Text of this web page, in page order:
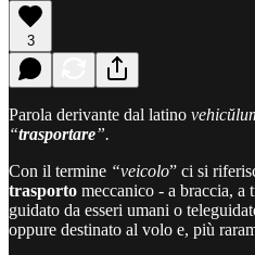
3
Parola derivante dal latino
“trasportare”.
Con il termine “veicolo” ci si
trasporto meccanico - a braccia, a
guidato da esseri umani o
oppure destinato al volo e, più